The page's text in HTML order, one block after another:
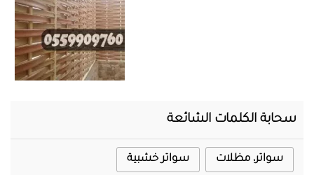
سحابة الكلمات الشائعة
سواتر، مظلات سواتر خشبية